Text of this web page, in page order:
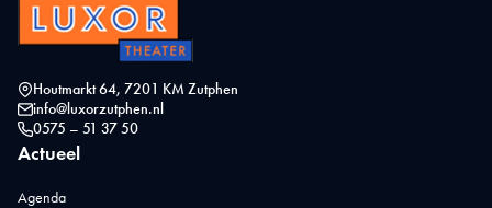
Houtmarkt 64, 7201 KM Zutphen
info@luxorzutphen.nl
0575 – 51 37 50
Actueel
Agenda